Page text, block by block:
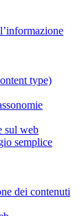
type)
sul web
semplice
dei contenuti